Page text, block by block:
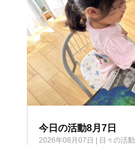
今日の活動8月7日
2026年08月07日 日々の活動